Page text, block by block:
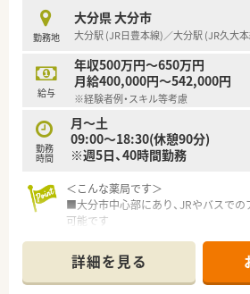
す！
■他店舗からのヘルプもございます！
■事務の方は2.30代の方が多いです！
■子供用のプロジェクトマッピングも
《教育制度》
■教育面で独立者用のカリキュラムに
learningは全額会社負担していただけ
勤務地
大分県 大分市
大分駅 (JR日豊本線)／大分駅 (JR久大
給与
年収500万円～650万円
月給400,000円～542,000円
※経験者例・スキル等考慮
勤務
時間
月～土
09:00～18:30(休憩90分)
※週5日、40時間勤務
＜こんな薬局です＞
■大分市中心部にあり、JRやバスでの
可能です
援体制は整っています。
■門前の小児科を中心に近隣の眼科や
応需しております。
詳細を見る